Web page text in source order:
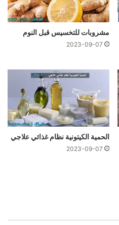
مشروبات للتخسيس قبل النوم
2023-09-07
الحمية الكيتونية نظام غذائي علاجي
2023-09-07